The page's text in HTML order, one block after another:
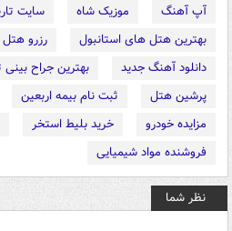
آپ آهنگ موزیک شاه
سایت
بهترین هتل های استانبول
رزرو هتل
دانلود آهنگ جدید
بهترین جراح
پرشین هتل
ثبت نام بیمه اربعین
مزایده خودرو
خرید بلیط استخر
فروشنده مواد شیمیایی
نظر شما